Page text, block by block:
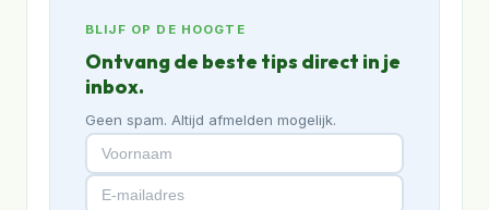
BLIJF OP DE HOOGTE
Ontvang de beste tips direct in je
inbox.
Geen spam. Altijd afmelden mogelijk.